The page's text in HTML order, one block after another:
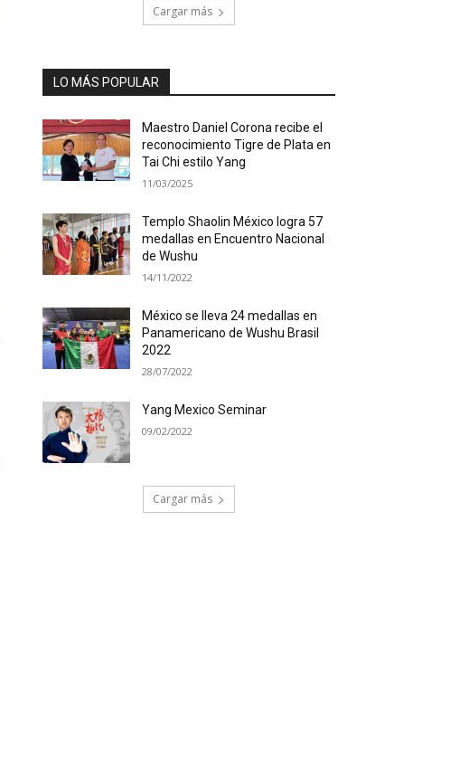
Cargar más
LO MÁS POPULAR
Maestro Daniel Corona recibe el
reconocimiento Tigre de Plata en
Tai Chi estilo Yang
11/03/2025
Templo Shaolin México logra 57
medallas en Encuentro Nacional
de Wushu
14/11/2022
México se lleva 24 medallas en
Panamericano de Wushu Brasil
2022
28/07/2022
Yang Mexico Seminar
09/02/2022
Cargar más